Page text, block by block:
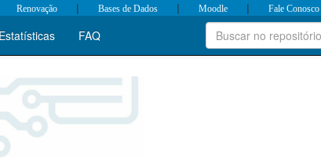
Renovação | Bases de Dados | Moodle | Fale Conosco
Estatísticas FAQ